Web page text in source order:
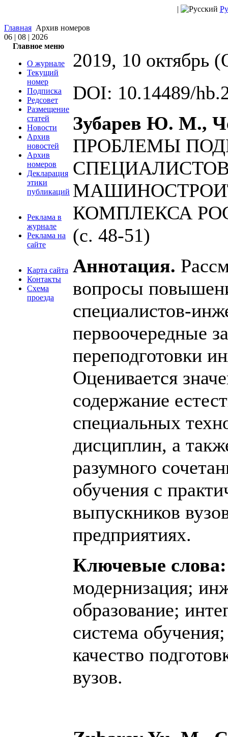
|
Главная Архив номеров
06 | 08 | 2026
Главное меню
О журнале
Текущий
номер
Подписка
Редсовет
Размещение
статей
Новости
Архив
новостей
Архив
номеров
Декларация
этики
публикаций
Реклама в
журнале
Реклама на
сайте
Карта сайта
Контакты
Схема
проезда
2019, 10 октябрь
DOI: 10.14489/
Зубарев Ю. М.,
ПРОБЛЕМЫ
КОМПЛЕКСА
(c. 48-51)
Аннотация.
вопросы
специалистов-
первоочередные
переподготовки
Оценивается
содержание
специальных
дисциплин, а
разумного
обучения с
выпускников
предприятиях.
Ключевые слова:
модернизация;
образование;
система
качество
вузов.